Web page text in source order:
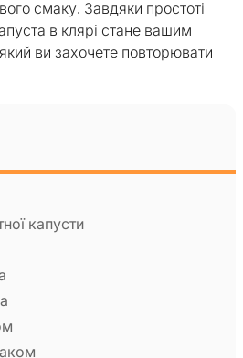
смаку. Завдяки простоті
в клярі стане вашим
ви захочете повторювати
капусти